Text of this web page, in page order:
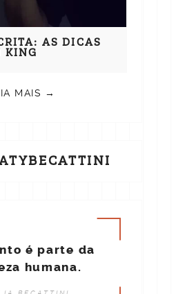
AS DICAS
KING
MAIS →
é parte da
humana.